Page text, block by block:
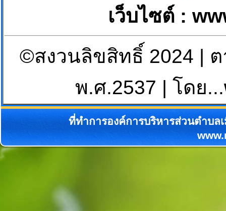
เว็บไซต์ :
©สงวนลิขสิทธิ์ 2024 |
พ.ศ.2537 | โดย...
ที่ทำการองค์การบริหารส่วนตำบล